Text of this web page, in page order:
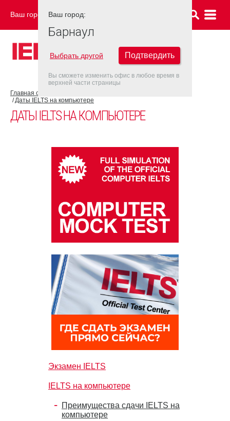
Ваш город: БАРНАУЛ
Главная страница
Даты IELTS на компьютере
ДАТЫ IELTS НА КОМПЬЮТЕРЕ
Экзамен IELTS
IELTS на компьютере
Преимущества сдачи IELTS на
компьютере
Ваш город:
Барнаул
Выбрать другой Подтвердить
Вы сможете изменить офис в любое время в
верхней части страницы